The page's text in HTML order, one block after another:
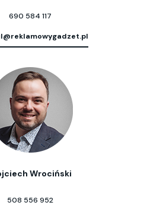
690 584 117
Wrociński
508 556 952